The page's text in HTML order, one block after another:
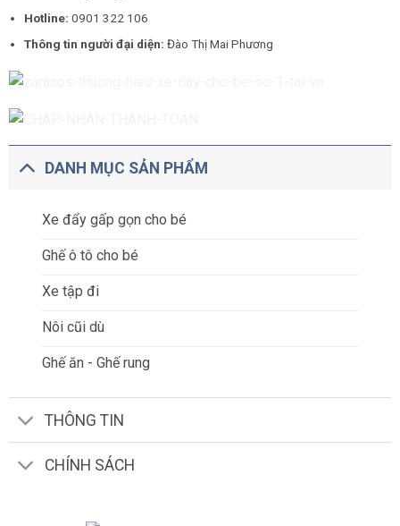
Hotline:0901 322 106
Thông tin người đại diện:Đào Thị Mai Phương
DANH MỤC SẢN PHẨM
Xe đẩy gấp gọn cho bé
Ghế ô tô cho bé
Xe tập đi
Nôi cũi dù
Ghế ăn - Ghế rung
THÔNG TIN
CHÍNH SÁCH